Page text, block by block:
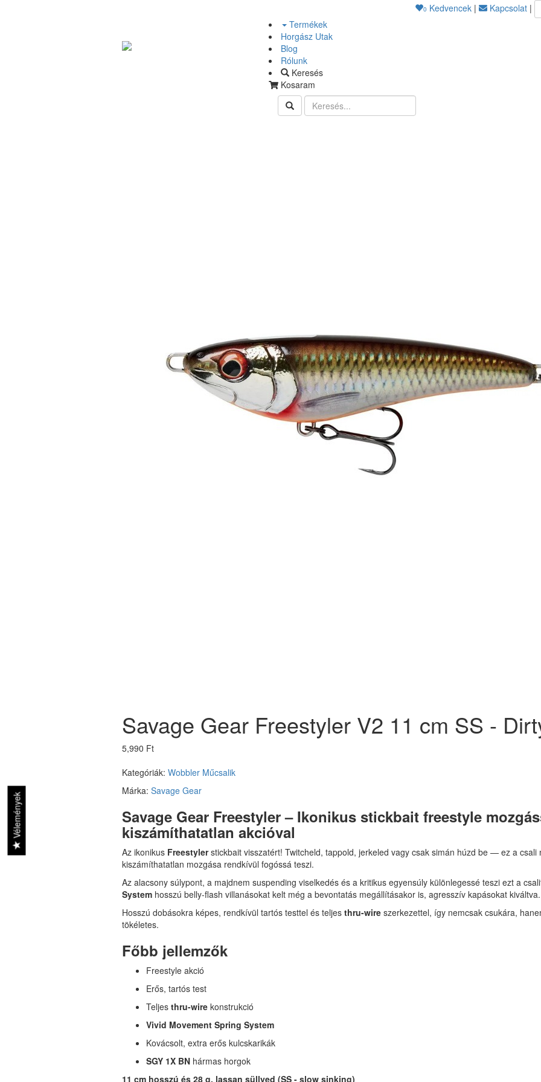
0 Kedvencek | Kapcsolat |
Termékek
Horgász Utak
Blog
Rólunk
Keresés
Kosaram
Savage Gear Freestyler V2 11 cm SS -
5,990 Ft
Kategóriák: Wobbler Műcsalik
Márka: Savage Gear
Savage Gear Freestyler – Ikonikus stickbait freestyle
kiszámíthatatlan akcióval
Az ikonikus Freestylerstickbait visszatért! Twitcheld, tappold, jerkeled vagy csak simán húzd be — ez a
kiszámíthatatlan mozgása rendkívül fogóssá teszi.
Az alacsony súlypont, a majdnem suspending viselkedés és a kritikus egyensúly különlegessé teszi ezt a
System hosszú belly-flash villanásokat kelt még a bevontatás megállításakor is, agresszív kapásokat kiváltva.
Hosszú dobásokra képes, rendkívül tartós testtel és teljes thru-wire szerkezettel, így nemcsak csukára,
tökéletes.
Főbb jellemzők
Freestyle akció
Erős, tartós test
Teljes thru-wire konstrukció
Vivid Movement Spring System
Kovácsolt, extra erős kulcskarikák
SGY 1X BN hármas horgok
11 cm hosszú és 28 g, lassan süllyed (SS - slow sinking)
Vélemények